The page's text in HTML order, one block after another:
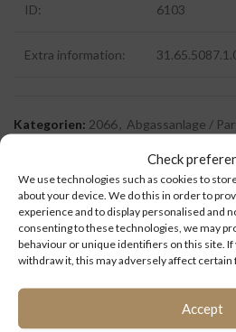
Check
We use technologies such as cookies to
about your device. We do this in order to
experience and to display personalised and
consenting to these technologies, we may
behaviour or unique identifiers on this site.
withdraw it, this may adversely affect certain
Accept
ID: 6103
Extra information:
Kategorien: 2066, Abgassanlage /
ZUSÄTZLICHE INFORMATIONEN